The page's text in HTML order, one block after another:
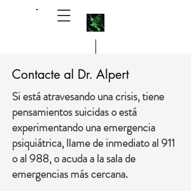
Michael Alpert, M.D.
Contacte al Dr. Alpert
Si está atravesando una crisis, tiene
pensamientos suicidas o está
experimentando una emergencia
psiquiátrica, llame de inmediato al 911
o al 988, o acuda a la sala de
emergencias más cercana.